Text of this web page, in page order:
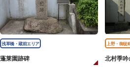
浅草橋・蔵前エリア
蓬莱園跡碑
上野・御徒
北村季吟